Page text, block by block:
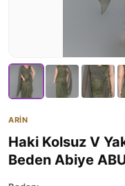
ARİN
Haki Kolsuz V
Beden Abiye